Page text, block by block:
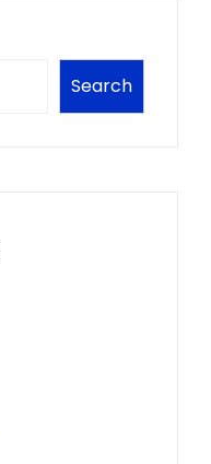
Search